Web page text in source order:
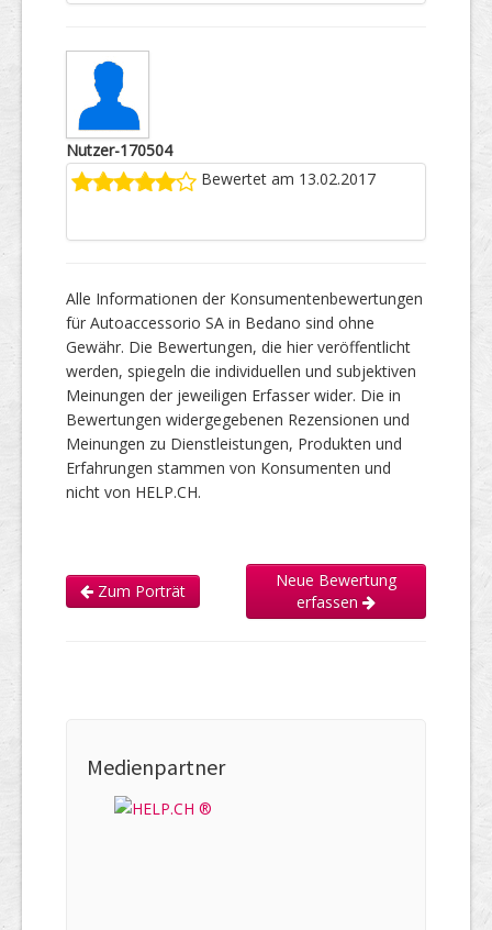
Nutzer-170504
Bewertet am 13.02.2017
Alle Informationen der Konsumentenbewertungen
für Autoaccessorio SA in Bedano sind ohne
Gewähr. Die Bewertungen, die hier veröffentlicht
werden, spiegeln die individuellen und subjektiven
Meinungen der jeweiligen Erfasser wider. Die in
Bewertungen widergegebenen Rezensionen und
Meinungen zu Dienstleistungen, Produkten und
Erfahrungen stammen von Konsumenten und
nicht von HELP.CH.
Zum Porträt
Neue Bewertung
erfassen
Medienpartner